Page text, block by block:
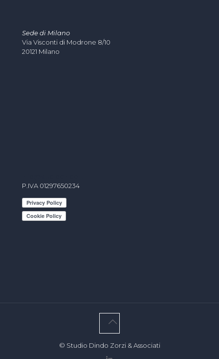
Sede di Milano
Via Visconti di Modrone 8/10
20121 Milano
P.IVA 01297650234
© Studio Dindo Zorzi & Associati